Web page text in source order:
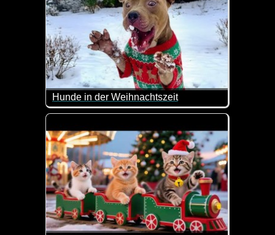
Hunde in der Weihnachtszeit
Nicht nur Katzen können an Weihnachten etwas